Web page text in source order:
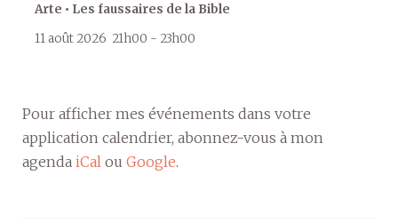
Arte • Les faussaires de la Bible
11 août 2026 21h00 - 23h00
Pour afficher mes événements dans votre
application calendrier, abonnez-vous à mon
agenda iCal ou Google.